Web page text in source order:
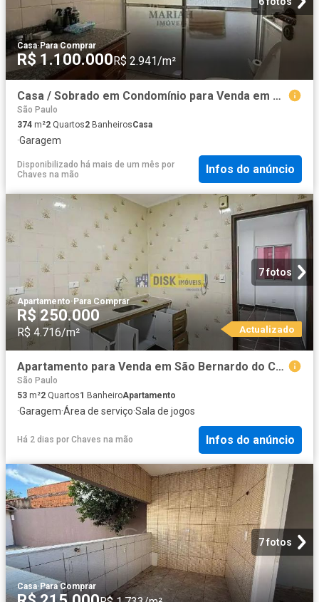
Casa·Para Comprar
R$ 1.100.000 R$ 2.941/m²
Casa / Sobrado em Condomínio para Venda em Diadema/SP Centro 2 Quartos
São Paulo
374 m²2 Quartos2 BanheirosCasa
·Garagem
Disponibilizado há mais de um mês por
Chaves na mão
Infos do anúncio
7 fotos
Apartamento·Para Comprar
R$ 250.000
R$ 4.716/m² Actualizado
Apartamento para Venda em São Bernardo do Campo/SP Demarchi 2 Quartos
São Paulo
53 m²2 Quartos1 BanheiroApartamento
·Garagem·Área de serviço·Sala de jogos
Há 2 dias por Chaves na mão Infos do anúncio
7 fotos
Casa· Para Comprar